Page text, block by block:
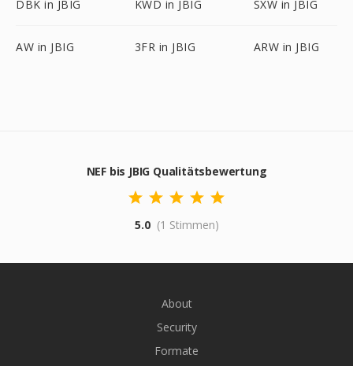
DBK in JBIG KWD in JBIG SXW in JBIG
AW in JBIG 3FR in JBIG ARW in JBIG
NEF bis JBIG Qualitätsbewertung
5.0 (1 Stimmen)
About
Security
Formate